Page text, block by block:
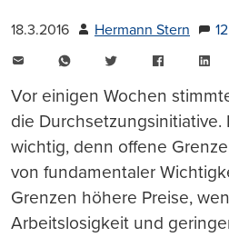
18.3.2016 Hermann Stern
12
WhatsAppTwitter Facebook
Vor einigen Wochen
die Durchsetzungsinitiative.
wichtig, denn offene
von fundamentaler
Grenzen höhere Preise,
Arbeitslosigkeit und